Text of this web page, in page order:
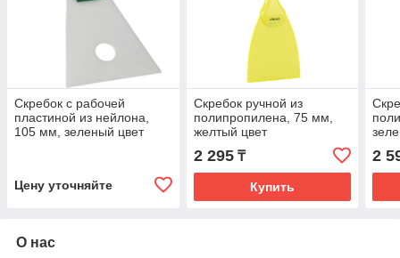
Скребок с рабочей
пластиной из нейлона,
105 мм, зеленый цвет
Цену уточняйте
Скребок ручной из
полипропилена, 75 мм,
желтый цвет
2 295₸
Купить
2
О нас